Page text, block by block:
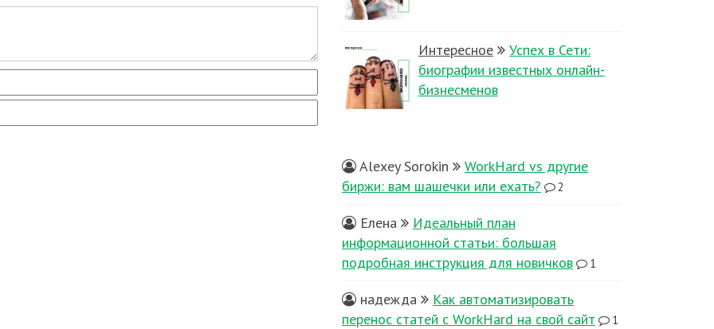
Интересное
Успех в Сети:
биографии известных онлайн-
бизнесменов
Alexey Sorokin
WorkHard vs другие
биржи: вам шашечки или ехать?
2
Елена
Идеальный план
информационной статьи: большая
подробная инструкция для новичков
1
надежда
Как автоматизировать
перенос статей с WorkHard на свой сайт
1